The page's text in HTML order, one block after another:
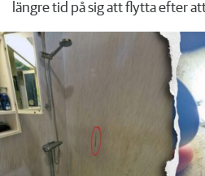
längre tid på sig att flytta efter